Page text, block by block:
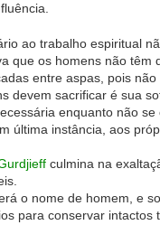
ao trabalho espiritual
que os homens não têm
entre aspas, pois não
devem sacrificar é sua
enquanto não
última instância, aos
culmina na
o nome de homem, e
para conservar